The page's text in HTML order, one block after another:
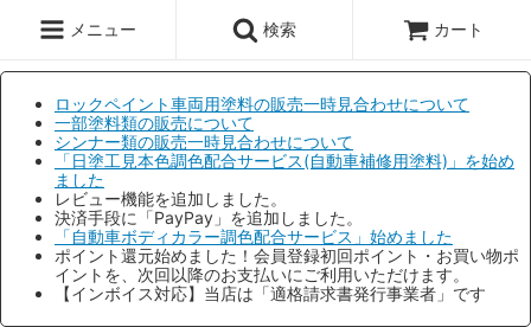
メニュー 検索 カート
ロックペイント車両用塗料の販売一時見合わせについて
一部塗料類の販売について
シンナー類の販売一時見合わせについて
「日塗工見本色調色配合サービス(自動車補修用塗料)」を始め
ました
レビュー機能を追加しました。
決済手段に「PayPay」を追加しました。
「自動車ボディカラー調色配合サービス」始めました
ポイント還元始めました！会員登録初回ポイント・お買い物ポ
イントを、次回以降のお支払いにご利用いただけます。
【インボイス対応】当店は「適格請求書発行事業者」です